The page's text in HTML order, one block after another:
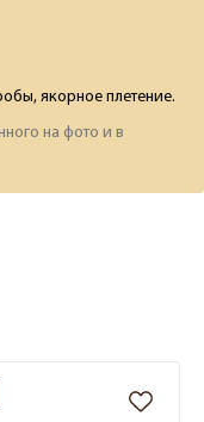
якорное плетение.
на фото и в